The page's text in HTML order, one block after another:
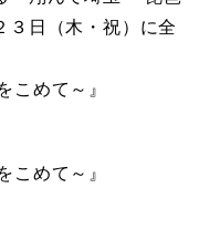
３日（木・祝）に全